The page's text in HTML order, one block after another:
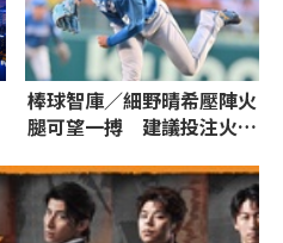
棒球智庫／細野晴希壓陣火
腿可望一搏 建議投注火腿